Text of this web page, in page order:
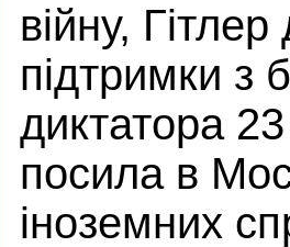
війну,
підтримки з
диктатора
посила в
іноземних